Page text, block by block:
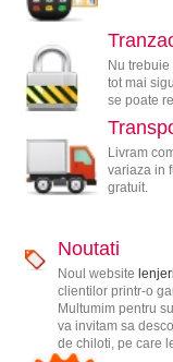
Nu
tot mai
se poate
Livram
variaza in
gratuit.
Noutati
Noul website
clientilor printr-o
Multumim pentru
va invitam sa
de chiloti, pe care